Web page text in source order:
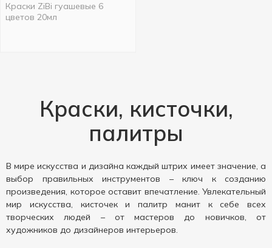
Краски ZiBi гуашевые 6
цветов 20мл
Краски, кисточки,
палитры
В мире искусства и дизайна каждый штрих имеет значение, а
выбор правильных инструментов – ключ к созданию
произведения, которое оставит впечатление. Увлекательный
мир искусства, кисточек и палитр манит к себе всех
творческих людей – от мастеров до новичков, от
художников до дизайнеров интерьеров.